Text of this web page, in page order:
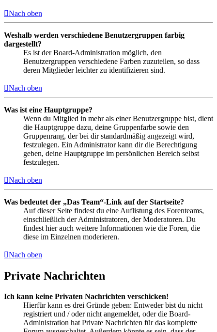
Nach oben
Weshalb werden verschiedene Benutzergruppen farbig
dargestellt?
Es ist der Board-Administration möglich, den
Benutzergruppen verschiedene Farben zuzuteilen, so dass
deren Mitglieder leichter zu identifizieren sind.
Nach oben
Was ist eine Hauptgruppe?
Wenn du Mitglied in mehr als einer Benutzergruppe bist, dient
die Hauptgruppe dazu, deine Gruppenfarbe sowie den
Gruppenrang, der bei dir standardmäßig angezeigt wird,
festzulegen. Ein Administrator kann dir die Berechtigung
geben, deine Hauptgruppe im persönlichen Bereich selbst
festzulegen.
Nach oben
Was bedeutet der „Das Team“-Link auf der Startseite?
Auf dieser Seite findest du eine Auflistung des Forenteams,
einschließlich der Administratoren, der Moderatoren. Du
findest hier auch weitere Informationen wie die Foren, die
diese im Einzelnen moderieren.
Nach oben
Private Nachrichten
Ich kann keine Privaten Nachrichten verschicken!
Hierfür kann es drei Gründe geben: Entweder bist du nicht
registriert und / oder nicht angemeldet, oder die Board-
Administration hat Private Nachrichten für das komplette